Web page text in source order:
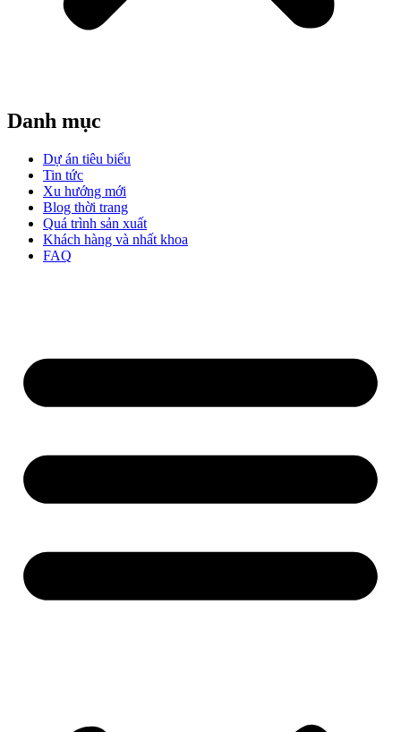
Danh mục
Dự án tiêu biểu
Tin tức
Xu hướng mới
Blog thời trang
Quá trình sản xuất
Khách hàng và nhất khoa
FAQ